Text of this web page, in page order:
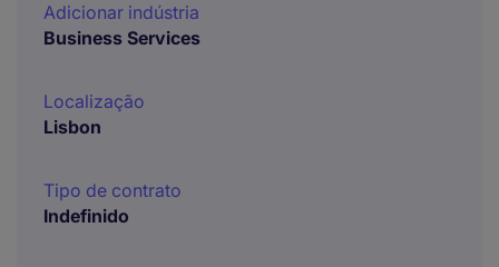
Adicionar indústria
Business Services
Localização
Lisbon
Tipo de contrato
Indefinido